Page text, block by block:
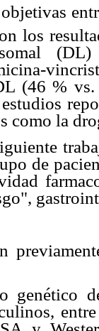
objetivas
los
(46 %
como la
de
genético